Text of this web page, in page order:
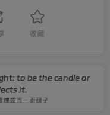
收藏
to be the candle or
it.
烛或当一面镜子